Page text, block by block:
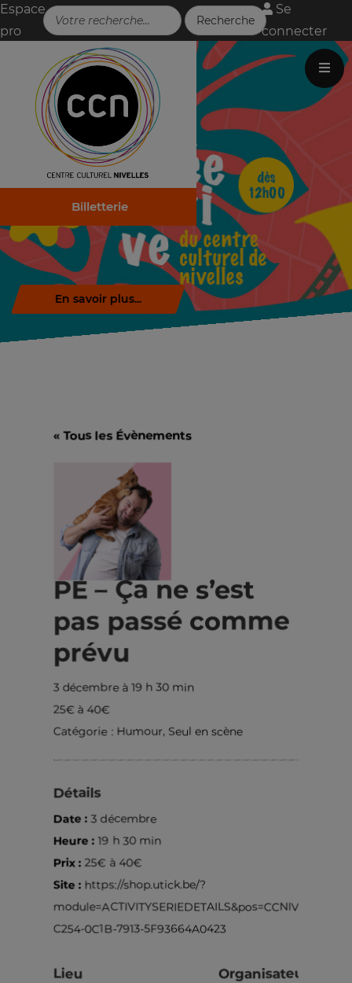
Espace
pro
Se
connecter
Billetterie
Télécharger la brochure (.pdf)
« Tous les Évènements
PE – Ça ne s’est
pas passé comme
prévu
3 décembre à 19 h 30 min
25€ à 40€
Catégorie : Humour, Seul en scène
Détails
Date :3 décembre
Heure :19 h 30 min
Prix : 25€ à 40€
Site : https://shop.utick.be/?
C254-0C1B-7913-5F93664A0423
Lieu Organisateur